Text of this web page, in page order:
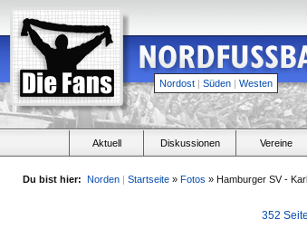
Nordost | Süden | Westen
Aktuell Diskussionen Vereine
Du bist hier: Norden | Startseite » Fotos » Hamburger SV -
352